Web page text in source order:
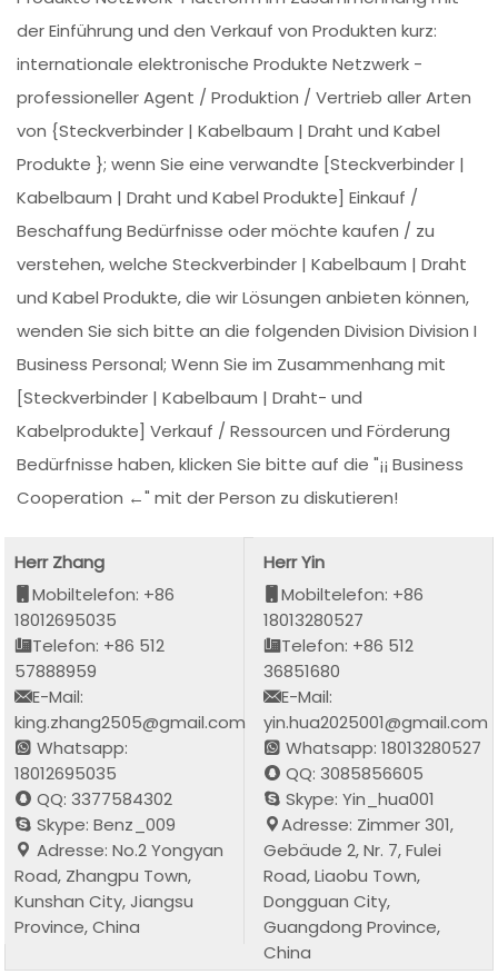
der Einführung und den Verkauf von Produkten kurz:
internationale elektronische Produkte Netzwerk -
professioneller Agent / Produktion / Vertrieb aller Arten
von {Steckverbinder | Kabelbaum | Draht und Kabel
Produkte }; wenn Sie eine verwandte [Steckverbinder |
Kabelbaum | Draht und Kabel Produkte] Einkauf /
Beschaffung Bedürfnisse oder möchte kaufen / zu
verstehen, welche Steckverbinder | Kabelbaum | Draht
und Kabel Produkte, die wir Lösungen anbieten können,
wenden Sie sich bitte an die folgenden Division Division I
Business Personal; Wenn Sie im Zusammenhang mit
[Steckverbinder | Kabelbaum | Draht- und
Kabelprodukte] Verkauf / Ressourcen und Förderung
Bedürfnisse haben, klicken Sie bitte auf die "¡¡ Business
Cooperation ←" mit der Person zu diskutieren!
Herr Zhang
Mobiltelefon: +86
18012695035
Telefon: +86 512
57888959
E-Mail:
king.zhang2505@gmail.com
Whatsapp:
18012695035
QQ: 3377584302
Skype: Benz_009
Adresse: No.2 Yongyan
Road, Zhangpu Town,
Kunshan City, Jiangsu
Province, China
Herr Yin
Mobiltelefon: +86
18013280527
Telefon: +86 512
36851680
E-Mail:
yin.hua2025001@gmail.com
Whatsapp: 18013280527
QQ: 3085856605
Skype: Yin_hua001
Adresse: Zimmer 301,
Gebäude 2, Nr. 7, Fulei
Road, Liaobu Town,
Dongguan City,
Guangdong Province,
China